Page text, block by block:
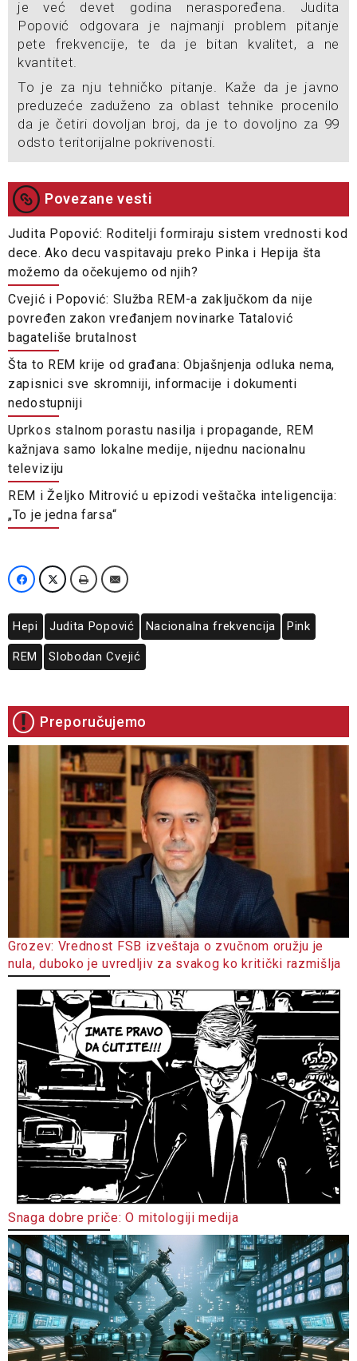
je već devet godina neraspoređena. Judita
Popović odgovara je najmanji problem pitanje
pete frekvencije, te da je bitan kvalitet, a ne
kvantitet.
To je za nju tehničko pitanje. Kaže da je javno
preduzeće zaduženo za oblast tehnike procenilo
da je četiri dovoljan broj, da je to dovoljno za 99
odsto teritorijalne pokrivenosti.
Povezane vesti
Judita Popović: Roditelji formiraju sistem vrednosti kod
dece. Ako decu vaspitavaju preko Pinka i Hepija šta
možemo da očekujemo od njih?
Cvejić i Popović: Služba REM-a zaključkom da nije
povređen zakon vređanjem novinarke Tatalović
bagateliše brutalnost
Šta to REM krije od građana: Objašnjenja odluka nema,
zapisnici sve skromniji, informacije i dokumenti
nedostupniji
Uprkos stalnom porastu nasilja i propagande, REM
kažnjava samo lokalne medije, nijednu nacionalnu
televiziju
REM i Željko Mitrović u epizodi veštačka inteligencija:
„To je jedna farsa“
Hepi Judita Popović Nacionalna frekvencija Pink
REM Slobodan Cvejić
Preporučujemo
Grozev: Vrednost FSB izveštaja o zvučnom oružju je
nula, duboko je uvredljiv za svakog ko kritički razmišlja
Snaga dobre priče: O mitologiji medija